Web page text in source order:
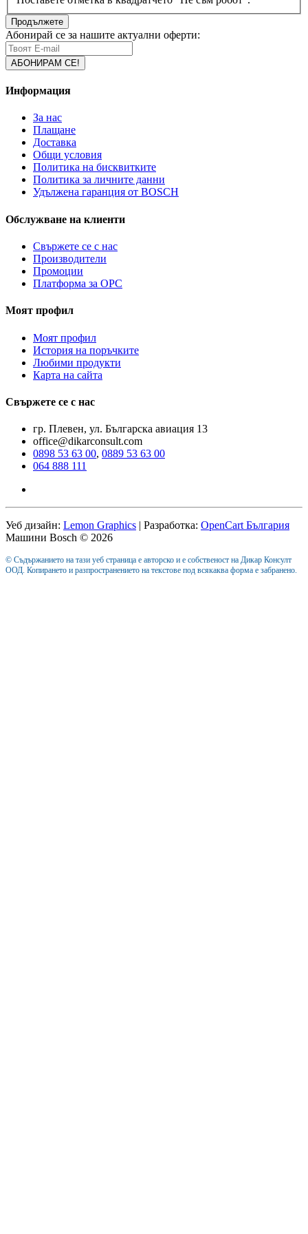
Продължете
Абонирай се за нашите актуални оферти:
Информация
За нас
Плащане
Доставка
Общи условия
Политика на бисквитките
Политика за личните данни
Удължена гаранция от BOSCH
Обслужване на клиенти
Свържете се с нас
Производители
Промоции
Платформа за ОРС
Моят профил
Моят профил
История на поръчките
Любими продукти
Карта на сайта
Свържете се с нас
гр. Плевен, ул. Българска авиация 13
office@dikarconsult.com
0898 53 63 00, 0889 53 63 00
064 888 111
Уеб дизайн: Lemon Graphics | Разработка: OpenCart България
Машини Bosch © 2026
© Съдържанието на тази уеб страница е авторско и е собственост на Дикар Консулт
ООД. Копирането и разпространението на текстове под всякаква форма е забранено.